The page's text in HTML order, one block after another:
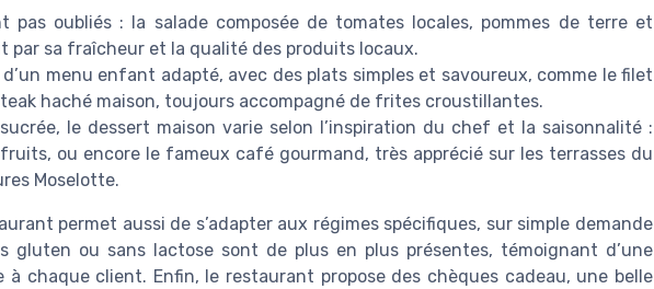
pas oubliés : la salade composée de tomates locales, pommes de terre et
par sa fraîcheur et la qualité des produits locaux.
menu enfant adapté, avec des plats simples et savoureux, comme le filet
haché maison, toujours accompagné de frites croustillantes.
le dessert maison varie selon l’inspiration du chef et la saisonnalité :
ou encore le fameux café gourmand, très apprécié sur les terrasses du
Moselotte.
permet aussi de s’adapter aux régimes spécifiques, sur simple demande
gluten ou sans lactose sont de plus en plus présentes, témoignant d’une
chaque client. Enfin, le restaurant propose des chèques cadeau, une belle